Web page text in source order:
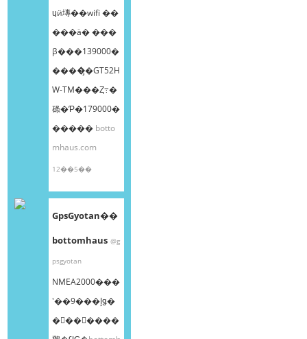
ɥӥ塼��wifi ��
���ä� ���
β���139000�
����̡�GT52H
W-TM���Ȥ߹�
碌�Ƥ�179000�
����� botto
mhaus.com
12��5��
GpsGyotan��
bottomhaus @g
psgyotan
NMEA2000���
ʽ��9���إǥ�
�󥰥��󥵡����